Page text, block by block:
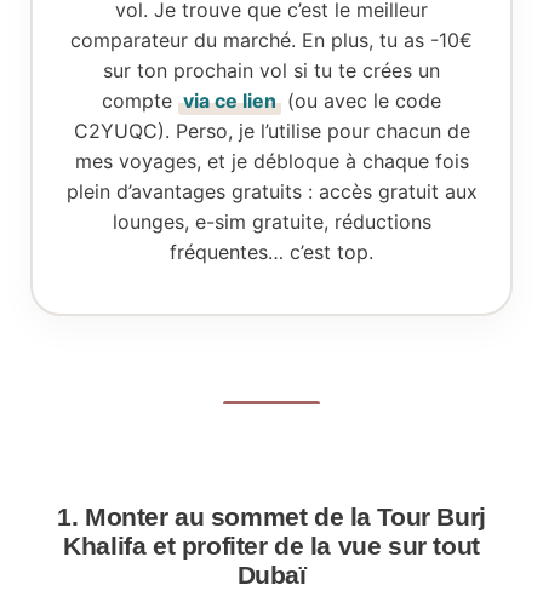
vol. Je trouve que c’est le meilleur
comparateur du marché. En plus, tu as -10€
sur ton prochain vol si tu te crées un
compte via ce lien (ou avec le code
C2YUQC). Perso, je l’utilise pour chacun de
mes voyages, et je débloque à chaque fois
plein d’avantages gratuits : accès gratuit aux
lounges, e-sim gratuite, réductions
fréquentes… c’est top.
1. Monter au sommet de la Tour Burj
Khalifa et profiter de la vue sur tout
Dubaï